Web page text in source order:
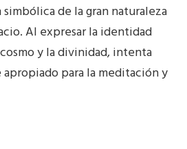
de la gran naturaleza
Al expresar la identidad
y la divinidad, intenta
para la meditación y